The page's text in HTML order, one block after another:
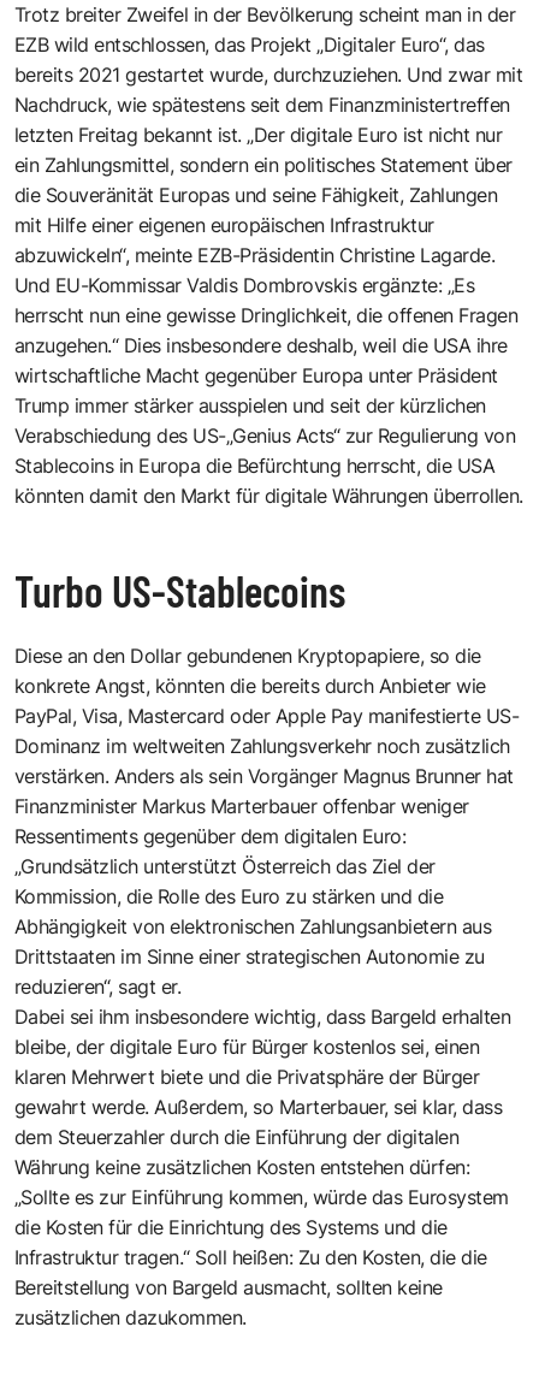
Trotz breiter Zweifel in der Bevölkerung scheint man in der
EZB wild entschlossen, das Projekt „Digitaler Euro“, das
bereits 2021 gestartet wurde, durchzuziehen. Und zwar mit
Nachdruck, wie spätestens seit dem Finanzministertreffen
letzten Freitag bekannt ist. „Der digitale Euro ist nicht nur
ein Zahlungsmittel, sondern ein politisches Statement über
die Souveränität Europas und seine Fähigkeit, Zahlungen
mit Hilfe einer eigenen europäischen Infrastruktur
abzuwickeln“, meinte EZB-Präsidentin Christine Lagarde.
Und EU-Kommissar Valdis Dombrovskis ergänzte: „Es
herrscht nun eine gewisse Dringlichkeit, die offenen Fragen
anzugehen.“ Dies insbesondere deshalb, weil die USA ihre
wirtschaftliche Macht gegenüber Europa unter Präsident
Trump immer stärker ausspielen und seit der kürzlichen
Verabschiedung des US-„Genius Acts“ zur Regulierung von
Stablecoins in Europa die Befürchtung herrscht, die USA
könnten damit den Markt für digitale Währungen überrollen.
Turbo US-Stablecoins
Diese an den Dollar gebundenen Kryptopapiere, so die
konkrete Angst, könnten die bereits durch Anbieter wie
PayPal, Visa, Mastercard oder Apple Pay manifestierte US-
Dominanz im weltweiten Zahlungsverkehr noch zusätzlich
verstärken. Anders als sein Vorgänger Magnus Brunner hat
Finanzminister Markus Marterbauer ­offenbar weniger
Ressentiments gegenüber dem digitalen Euro:
„Grundsätzlich unterstützt Österreich das Ziel der
Kommission, die Rolle des Euro zu stärken und die
Abhängigkeit von elektronischen Zahlungsanbietern aus
Drittstaaten im Sinne einer strategischen Autonomie zu
reduzieren“, sagt er.
Dabei sei ihm insbesondere wichtig, dass Bargeld erhalten
bleibe, der digitale Euro für Bürger kostenlos sei, einen
klaren Mehrwert biete und die Privatsphäre der Bürger
gewahrt werde. Außerdem, so Marterbauer, sei klar, dass
dem Steuerzahler durch die Einführung der digitalen
Währung keine zusätzlichen Kosten entstehen dürfen:
„Sollte es zur Einführung kommen, würde das Eurosystem
die Kosten für die Einrichtung des Systems und die
Infrastruktur tragen.“ Soll heißen: Zu den Kosten, die die
Bereitstellung von Bargeld ausmacht, sollten keine
zusätzlichen dazukommen.